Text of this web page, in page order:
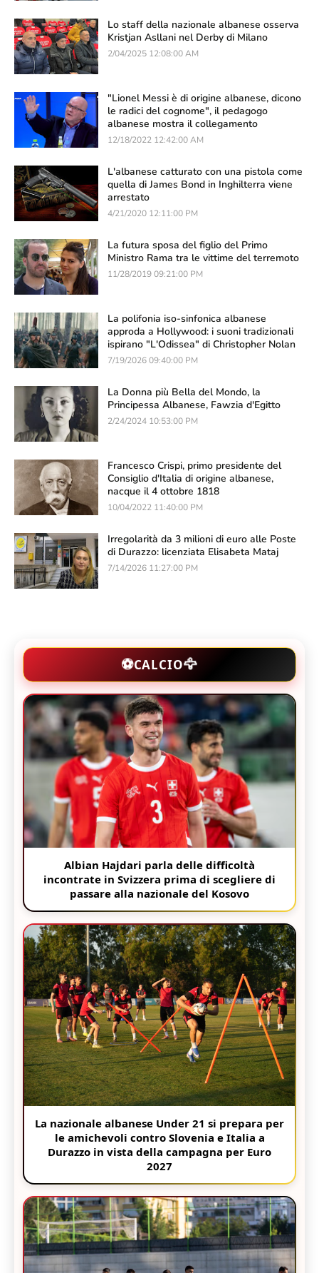
Lo staff della nazionale albanese osserva
Kristjan Asllani nel Derby di Milano
2/04/2025 12:08:00 AM
"Lionel Messi è di origine albanese, dicono
le radici del cognome", il pedagogo
albanese mostra il collegamento
12/18/2022 12:42:00 AM
L'albanese catturato con una pistola come
quella di James Bond in Inghilterra viene
arrestato
4/21/2020 12:11:00 PM
La futura sposa del figlio del Primo
Ministro Rama tra le vittime del terremoto
11/28/2019 09:21:00 PM
La polifonia iso-sinfonica albanese
approda a Hollywood: i suoni tradizionali
ispirano "L'Odissea" di Christopher Nolan
7/19/2026 09:40:00 PM
La Donna più Bella del Mondo, la
Principessa Albanese, Fawzia d'Egitto
2/24/2024 10:53:00 PM
Francesco Crispi, primo presidente del
Consiglio d'Italia di origine albanese,
nacque il 4 ottobre 1818
10/04/2022 11:40:00 PM
Irregolarità da 3 milioni di euro alle Poste
di Durazzo: licenziata Elisabeta Mataj
7/14/2026 11:27:00 PM
⚽CALCIO🦅
Albian Hajdari parla delle difficoltà
incontrate in Svizzera prima di scegliere di
passare alla nazionale del Kosovo
La nazionale albanese Under 21 si prepara per
le amichevoli contro Slovenia e Italia a
Durazzo in vista della campagna per Euro
2027